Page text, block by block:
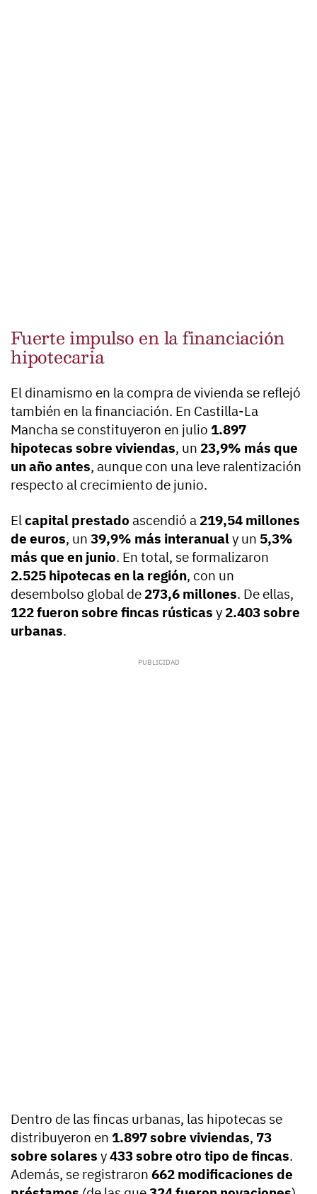
Fuerte impulso en la financiación
hipotecaria
El dinamismo en la compra de vivienda se reflejó
también en la financiación. En Castilla-La
Mancha se constituyeron en julio 1.897
hipotecas sobre viviendas, un 23,9% más que
un año antes, aunque con una leve ralentización
respecto al crecimiento de junio.
Elcapital prestado ascendió a 219,54 millones
de euros, un 39,9% más interanualy un 5,3%
más que en junio. En total, se formalizaron
2.525 hipotecas en la región, con un
desembolso global de 273,6 millones. De ellas,
122 fueron sobre fincas rústicas y 2.403 sobre
urbanas.
Dentro de las fincas urbanas, las hipotecas se
distribuyeron en 1.897 sobre viviendas, 73
sobre solares y433 sobre otro tipo de fincas.
Además, se registraron 662 modificaciones de